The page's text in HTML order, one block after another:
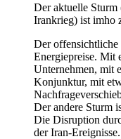
Der aktuelle
Irankrieg) ist imho
Der offensichtliche
Energiepreise. Mit
Unternehmen, mit
Konjunktur, mit
Der andere Sturm
Die Disruption
der Iran-Ereignisse.